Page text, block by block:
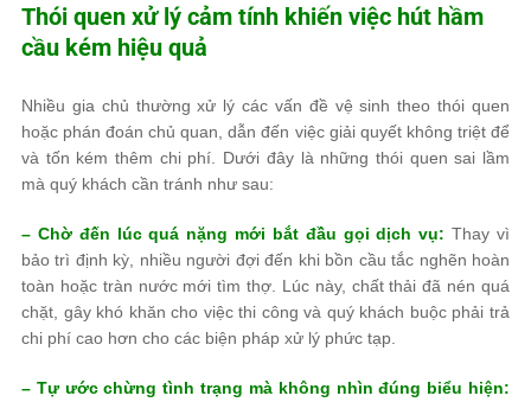
Thói quen xử lý cảm tính khiến việc hút hầm
cầu kém hiệu quả
Nhiều gia chủ thường xử lý các vấn đề vệ sinh theo thói quen
hoặc phán đoán chủ quan, dẫn đến việc giải quyết không triệt để
và tốn kém thêm chi phí. Dưới đây là những thói quen sai lầm
mà quý khách cần tránh như sau:
– Chờ đến lúc quá nặng mới bắt đầu gọi dịch vụ: Thay vì
bảo trì định kỳ, nhiều người đợi đến khi bồn cầu tắc nghẽn hoàn
toàn hoặc tràn nước mới tìm thợ. Lúc này, chất thải đã nén quá
chặt, gây khó khăn cho việc thi công và quý khách buộc phải trả
chi phí cao hơn cho các biện pháp xử lý phức tạp.
– Tự ước chừng tình trạng mà không nhìn đúng biểu hiện: